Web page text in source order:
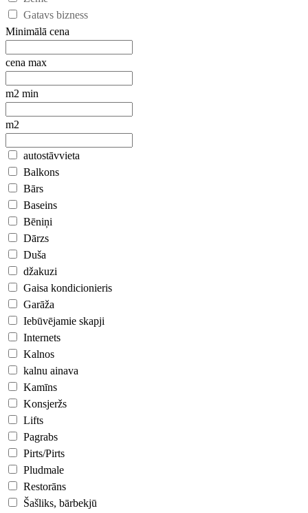
Gatavs bizness
Minimālā cena
cena max
m2 min
m2
autostāvvieta
Balkons
Bārs
Baseins
Bēniņi
Dārzs
Duša
džakuzi
Gaisa kondicionieris
Garāža
Iebūvējamie skapji
Internets
Kalnos
kalnu ainava
Kamīns
Konsjeržs
Lifts
Pagrabs
Pirts/Pirts
Pludmale
Restorāns
Šašliks, bārbekjū